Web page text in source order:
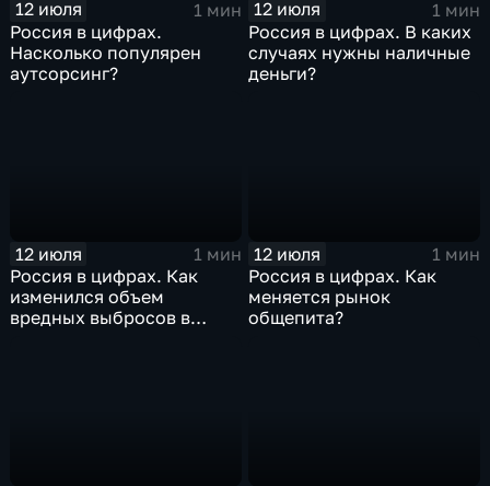
12 июля
1 мин
Россия в цифрах.
Насколько популярен
аутсорсинг?
12 июля
1 мин
Россия в цифрах. В каких
случаях нужны наличные
деньги?
12 июля
1 мин
Россия в цифрах. Как
изменился объем
вредных выбросов в
12 июля
1 мин
Россия в цифрах. Как
меняется рынок
общепита?